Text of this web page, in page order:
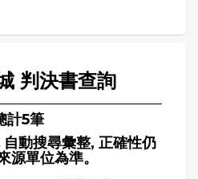
判決書查詢
計5筆
動搜尋彙整, 正確性仍
源單位為準。